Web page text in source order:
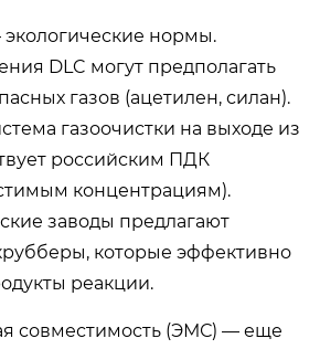
нормы.
DLC могут предполагать
газов (ацетилен, силан).
газоочистки на выходе из
российским ПДК
концентрациям).
заводы предлагают
которые эффективно
реакции.
совместимость (ЭМС) — еще